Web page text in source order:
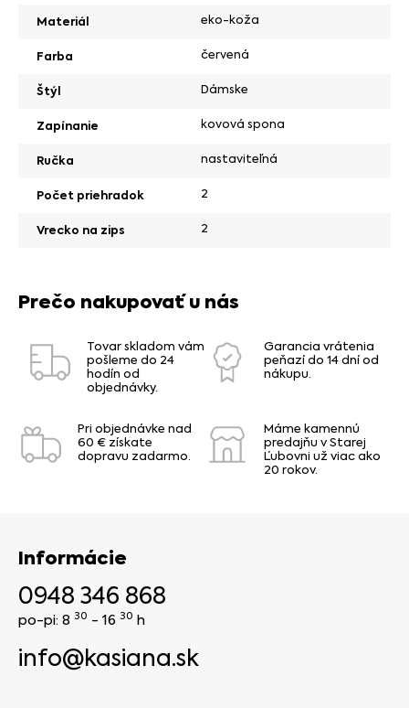
Materiál eko-koža
Farba červená
Štýl Dámske
Zapínanie kovová spona
Ručka nastaviteľná
Počet priehradok 2
Vrecko na zips 2
Prečo nakupovať u nás
Tovar skladom vám
pošleme do 24
hodín od
objednávky.
Garancia vrátenia
peňazí do 14 dní od
nákupu.
Pri objednávke nad
60 € získate
dopravu zadarmo.
Máme kamennú
predajňu v Starej
Ľubovni už viac ako
20 rokov.
Informácie
0948 346 868
po-pi: 8 30 - 16 30 h
info@kasiana.sk